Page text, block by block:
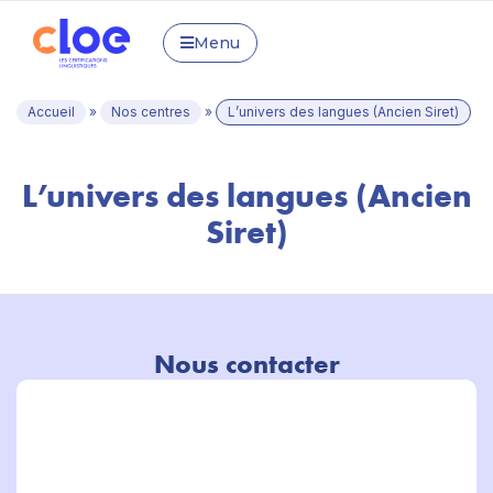
Menu
Accueil » Nos centres » L’univers des langues (Ancien Siret)
L’univers des langues (Ancien
Siret)
Nous contacter